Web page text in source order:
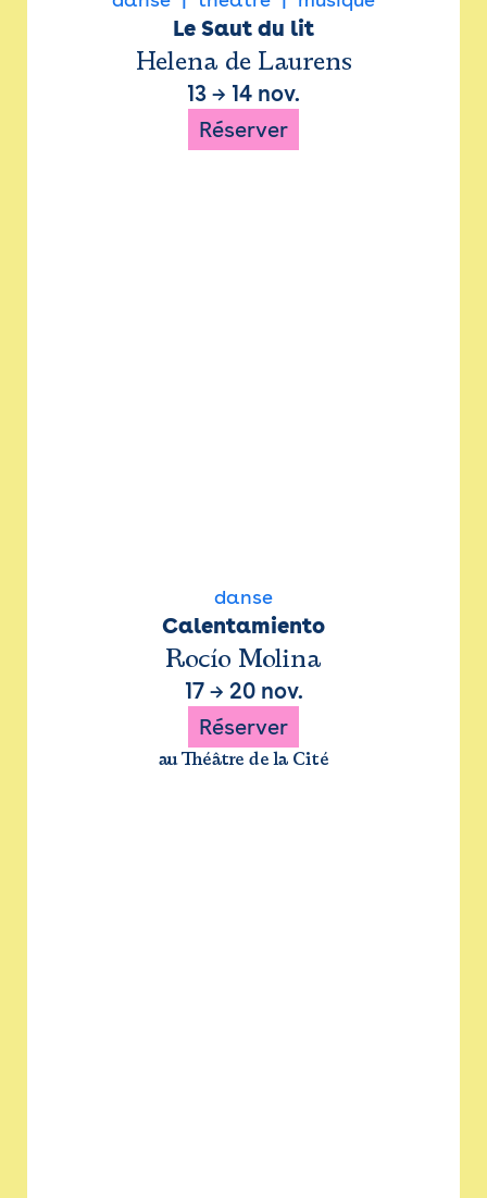
Le Saut du lit
Helena de Laurens
13 → 14 nov.
Réserver
danse
Calentamiento
Rocío Molina
17→ 20 nov.
Réserver
au Théâtre de la Cité